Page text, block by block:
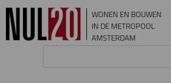
Overslaan en naar de inhoud gaan
WONEN EN BOUWEN
IN DE METROPOOL
AMSTERDAM